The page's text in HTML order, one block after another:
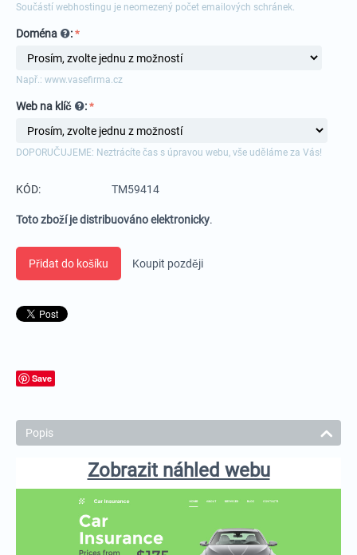
Součástí webhostingu je neomezený počet emailových schránek.
Doména :
Např.: www.vasefirma.cz
Web na klíč :
DOPORUČUJEME: Neztrácíte čas s úpravou webu, vše uděláme za Vás!
KÓD: TM59414
Toto zboží je distribuováno elektronicky.
Přidat do košíku Koupit později
Save
Popis
Zobrazit náhled webu